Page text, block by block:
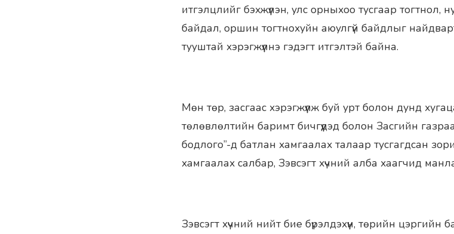
итгэлцлийг бэхжүүлэн, улс орныхоо тусгаар тогтнол,
байдал, оршин тогтнохуйн аюулгүй байдлыг
тууштай хэрэгжүүлнэ гэдэгт итгэлтэй байна.
Мөн төр, засгаас хэрэгжүүлж буй урт болон дунд
төлөвлөлтийн баримт бичгүүдэд болон Засгийн
бодлого”-д батлан хамгаалах талаар тусгагдсан
хамгаалах салбар, Зэвсэгт хүчний алба хаагчид
Зэвсэгт хүчний нийт бие бүрэлдэхүүн, төрийн